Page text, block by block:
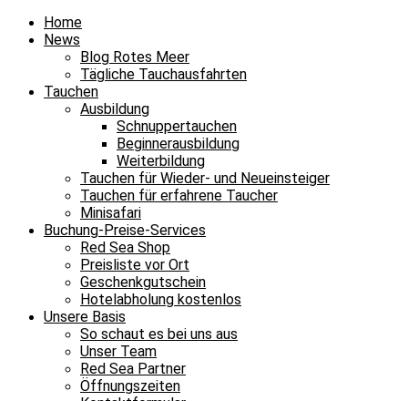
Home
News
Blog Rotes Meer
Tägliche Tauchausfahrten
Tauchen
Ausbildung
Schnuppertauchen
Beginnerausbildung
Weiterbildung
Tauchen für Wieder- und Neueinsteiger
Tauchen für erfahrene Taucher
Minisafari
Buchung-Preise-Services
Red Sea Shop
Preisliste vor Ort
Geschenkgutschein
Hotelabholung kostenlos
Unsere Basis
So schaut es bei uns aus
Unser Team
Red Sea Partner
Öffnungszeiten